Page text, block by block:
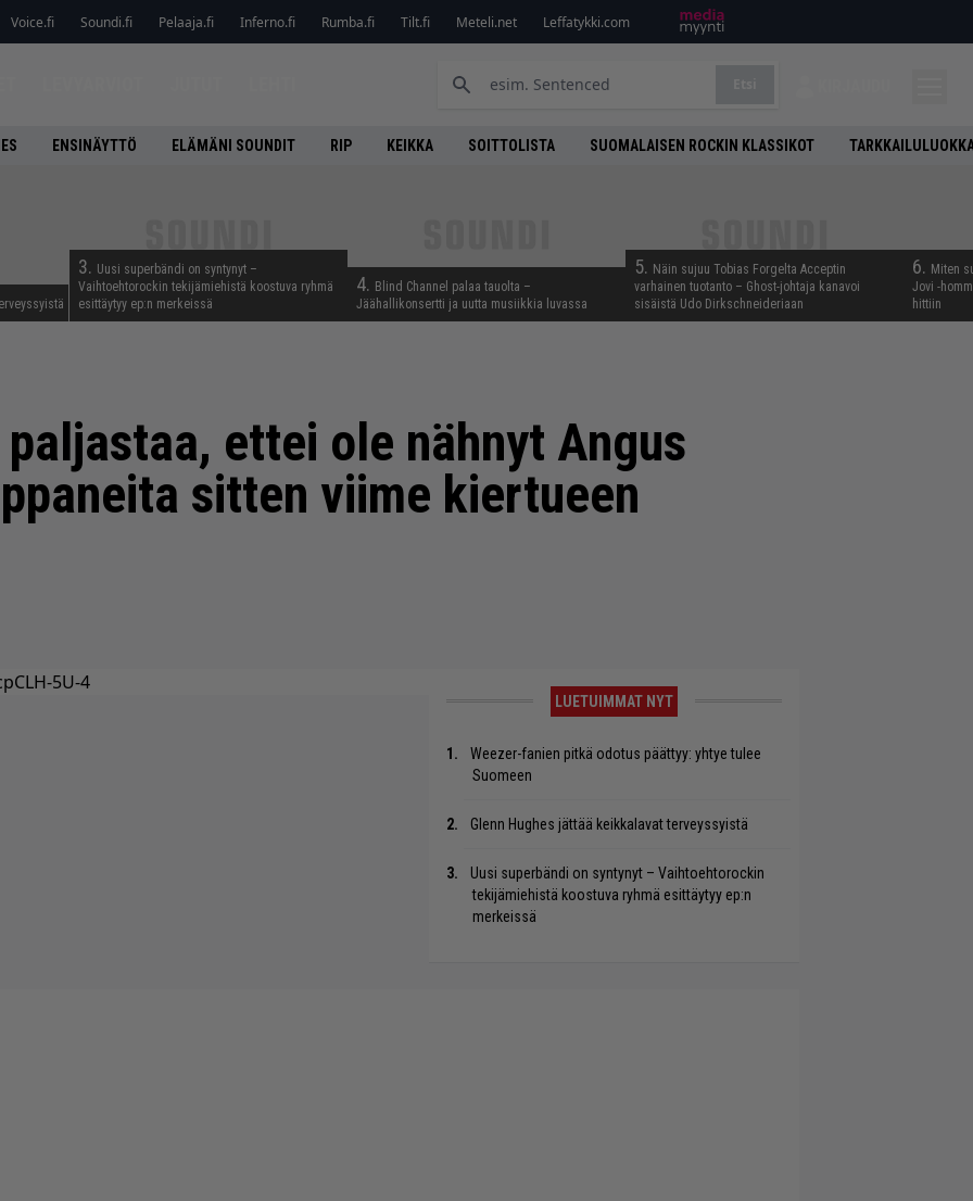
Voice.fi Soundi.fi Pelaaja.fi Inferno.fi Rumba.fi Tilt.fi Meteli.net Leffatykki.com
ENSINÄYTTÖ ELÄMÄNI SOUNDIT RIP KEIKKA SOITTOLISTA SUOMALAISEN ROCKIN KLASSIKOT
3. Uusi superbändi on syntynyt –
Vaihtoehtorockin tekijämiehistä koostuva ryhmä
esittäytyy ep:n merkeissä
4. Blind Channel palaa tauolta –
Jäähallikonsertti ja uutta musiikkia luvassa
5. Näin sujuu Tobias Forgelta Acceptin
varhainen tuotanto – Ghost-johtaja kanavoi
sisäistä Udo Dirkschneideriaan
6. Miten
Jovi -
hittiin
ettei ole nähnyt Angus
sitten viime kiertueen
5U-4
LUETUIMMAT NYT
Weezer-fanien pitkä odotus päättyy: yhtye tulee
Suomeen
Glenn Hughes jättää keikkalavat terveyssyistä
Uusi superbändi on syntynyt – Vaihtoehtorockin
tekijämiehistä koostuva ryhmä esittäytyy ep:n
merkeissä